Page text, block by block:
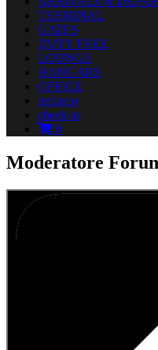
TERMINAL
GATES
DUTY FREE
LOUNGE
HANGARS
OFFICE
imbarco
check in
0
Moderatore